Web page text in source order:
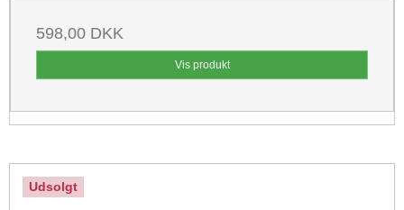
598,00 DKK
Vis produkt
Udsolgt